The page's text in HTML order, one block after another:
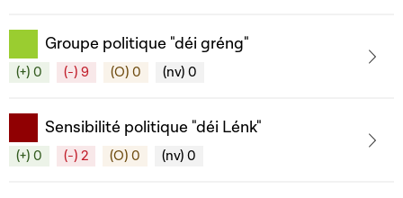
Groupe politique "déi gréng"
(+) 0 (-) 9 (O) 0 (nv) 0
Sensibilité politique "déi Lénk"
(+) 0 (-) 2 (O) 0 (nv) 0